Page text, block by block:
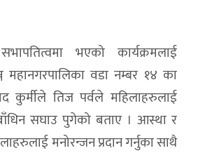
भएको कार्यक्रमलाई
महानगरपालिका वडा नम्बर १४ का
कुर्मीले तिज पर्वले महिलाहरुलाई
सघाउ पुगेको बताए । आस्था र
मनोरन्जन प्रदान गर्नुका साथै